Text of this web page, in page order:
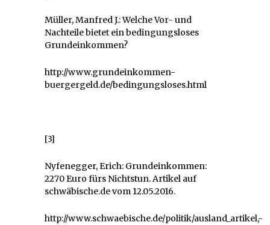
Müller, Manfred J.: Welche Vor- und
Nachteile bietet ein bedingungsloses
Grundeinkommen?
http://www.grundeinkommen-
buergergeld.de/bedingungsloses.html
[3]
Nyfenegger, Erich: Grundeinkommen:
2270 Euro fürs Nichtstun. Artikel auf
schwäbische.de vom 12.05.2016.
http://www.schwaebische.de/politik/ausland_artikel,-